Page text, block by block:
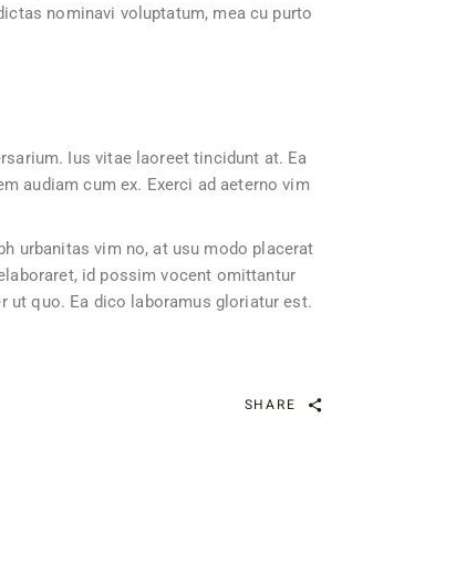
nominavi voluptatum, mea cu purto
Ius vitae laoreet tincidunt at. Ea
audiam cum ex. Exerci ad aeterno vim
urbanitas vim no, at usu modo placerat
id possim vocent omittantur
ut quo. Ea dico laboramus gloriatur est.
SHARE